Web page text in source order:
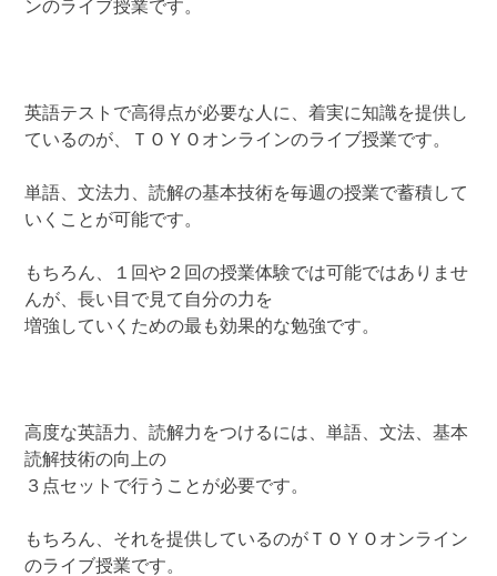
ンのライブ授業です。
英語テストで高得点が必要な人に、着実に知識を提供し
ているのが、ＴＯＹＯオンラインのライブ授業です。
単語、文法力、読解の基本技術を毎週の授業で蓄積して
いくことが可能です。
もちろん、１回や２回の授業体験では可能ではありませ
んが、長い目で見て自分の力を
増強していくための最も効果的な勉強です。
高度な英語力、読解力をつけるには、単語、文法、基本
読解技術の向上の
３点セットで行うことが必要です。
もちろん、それを提供しているのがＴＯＹＯオンライン
のライブ授業です。